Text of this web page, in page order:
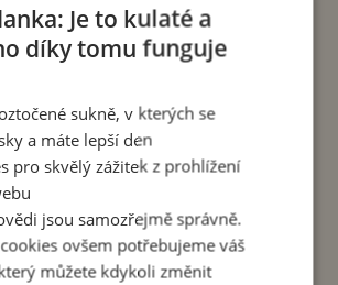
pan Astav rodinné dílně v
Asta zaměstnává lidi ze své malé
Batur.
výrobku podporujete dílnu
Je to kulaté a
díky tomu funguje
sukně, v kterých se
a máte lepší den
pro skvělý zážitek z prohlížení
jsou samozřejmě správně.
ovšem potřebujeme váš
můžete kdykoli změnit